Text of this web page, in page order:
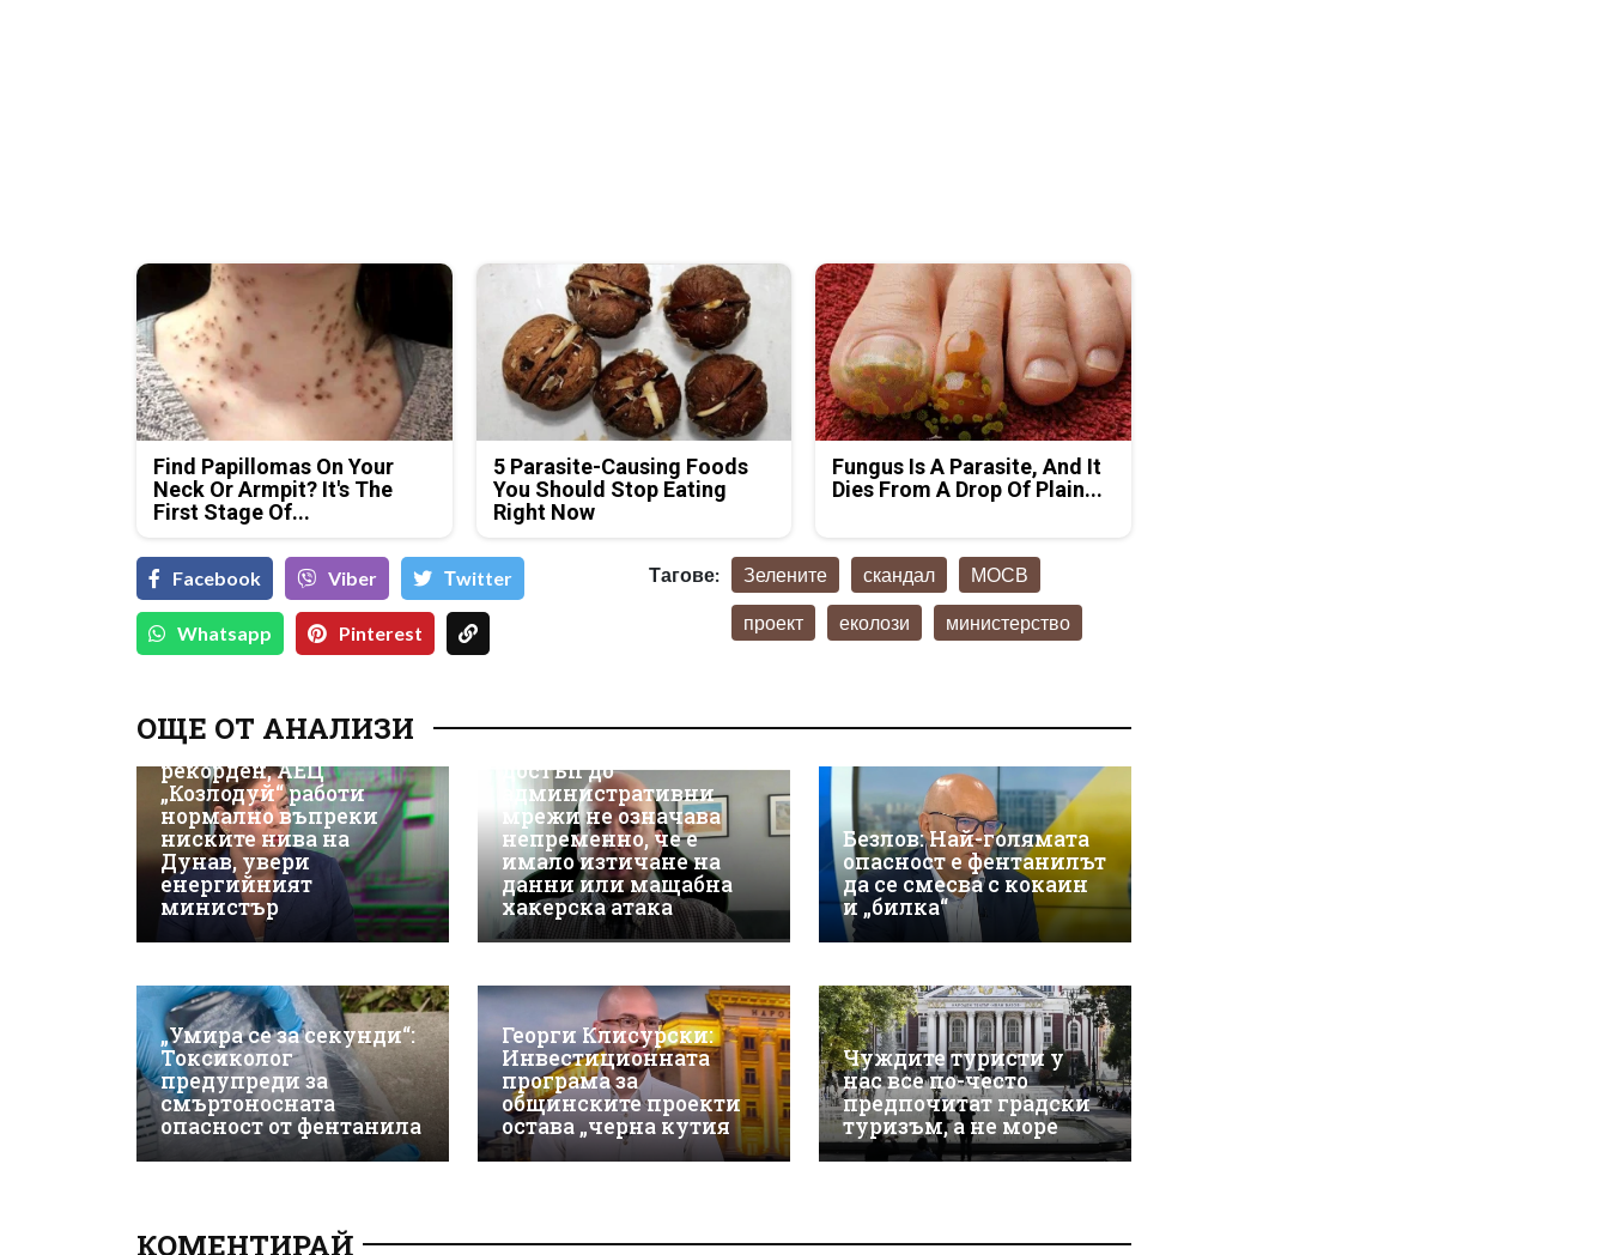
Find Papillomas On Your
Neck Or Armpit? It's The
First Stage Of...
5 Parasite-Causing Foods
You Should Stop Eating
Right Now
Fungus Is A Parasite, And It
Dies From A Drop Of Plain...
Facebook Viber Тwitter
Whatsapp Pinterest
Тагове: Зелените скандал МОСВ
проект еколози министерство
ОЩЕ ОТ АНАЛИЗИ
Износът на ток е
рекорден, АЕЦ
„Козлодуй“ работи
нормално въпреки
ниските нива на
Дунав, увери
енергийният
министър
киберсигурност:
достъп до
административни
мрежи не означава
непременно, че е
имало изтичане на
данни или мащабна
хакерска атака
Безлов: Най-голямата
опасност е фентанилът
да се смесва с кокаин
и „билка“
„Умира се за секунди“:
Токсиколог
предупреди за
смъртоносната
опасност от фентанила
Георги Клисурски:
Инвестиционната
програма за
общинските проекти
остава „черна кутия
Чуждите туристи у
нас все по-често
предпочитат градски
туризъм, а не море
КОМЕНТИРАЙ